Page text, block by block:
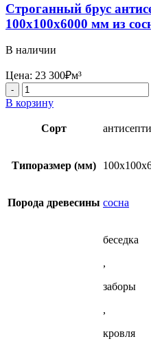
Строганный брус
100x100x6000 мм из
В наличии
Цена: 23 300₽м³
Количество
товара
Строганный
брус
антисептированный
мм
В корзину
Сорт
Типоразмер (мм)
Порода древесины сосна
беседка
,
заборы
,
кровля